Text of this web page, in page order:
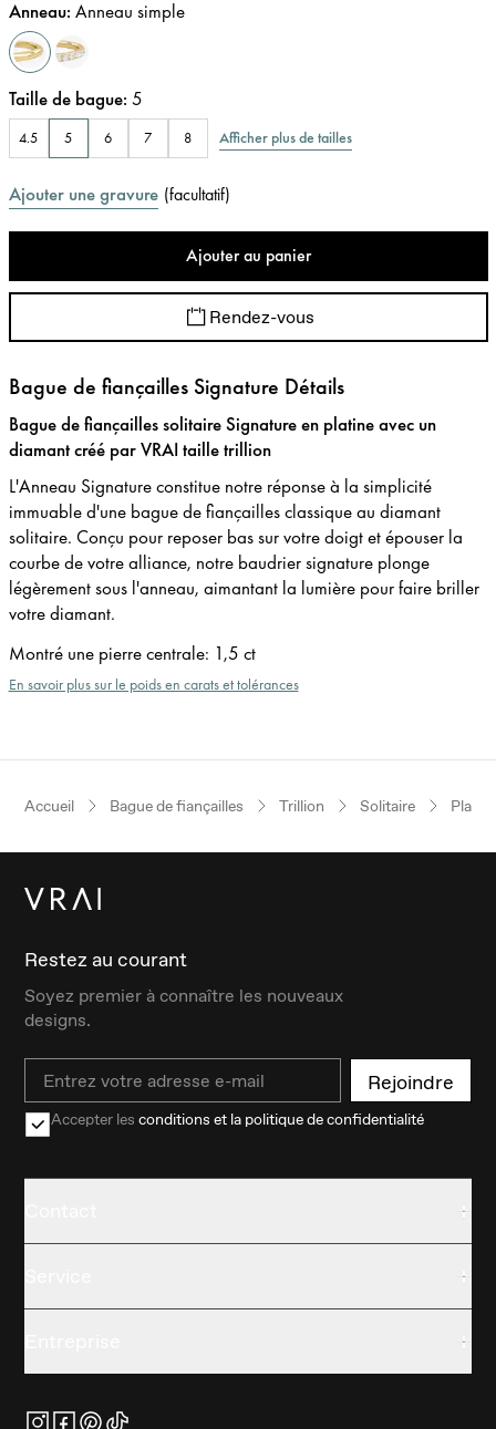
Anneau: Anneau simple
Taille de bague: 5
4.5 5 6 7 8 Afficher plus de tailles
Ajouter une gravure (facultatif)
Ajouter au panier
Rendez-vous
Bague de fiançailles Signature Détails
Bague de fiançailles solitaire Signature en platine avec un
diamant créé par VRAI taille trillion
L'Anneau Signature constitue notre réponse à la simplicité
immuable d'une bague de fiançailles classique au diamant
solitaire. Conçu pour reposer bas sur votre doigt et épouser la
courbe de votre alliance, notre baudrier signature plonge
légèrement sous l'anneau, aimantant la lumière pour faire briller
votre diamant.
Montré une pierre centrale: 1,5 ct
En savoir plus sur le poids en carats et tolérances
Accueil Bague de fiançailles Trillion Solitaire
Restez au courant
Soyez premier à connaître les nouveaux
designs.
Email Rejoindre
Accepter lesconditions et la politique de confidentialité